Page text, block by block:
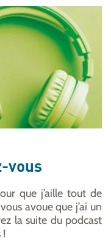
vous
que j’aille tout de
avoue que j’ai un
la suite du podcast
!